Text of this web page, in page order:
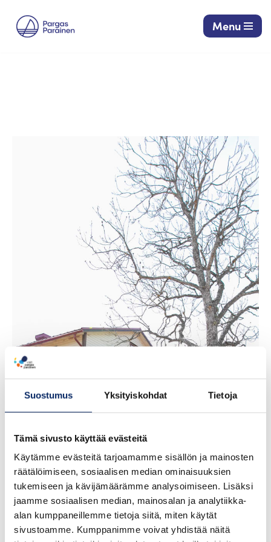
Suostumus Yksityiskohdat Tietoja
Tämä sivusto käyttää evästeitä
Käytämme evästeitä tarjoamamme sisällön ja mainosten
räätälöimiseen, sosiaalisen median ominaisuuksien
tukemiseen ja kävijämäärämme analysoimiseen. Lisäksi
jaamme sosiaalisen median, mainosalan ja analytiikka-
alan kumppaneillemme tietoja siitä, miten käytät
sivustoamme. Kumppanimme voivat yhdistää näitä
Siirry
Menu
matkailuneuvonta